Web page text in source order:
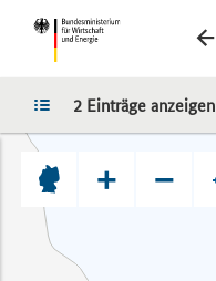
LISTE
2 Einträge anzeigen
+ −